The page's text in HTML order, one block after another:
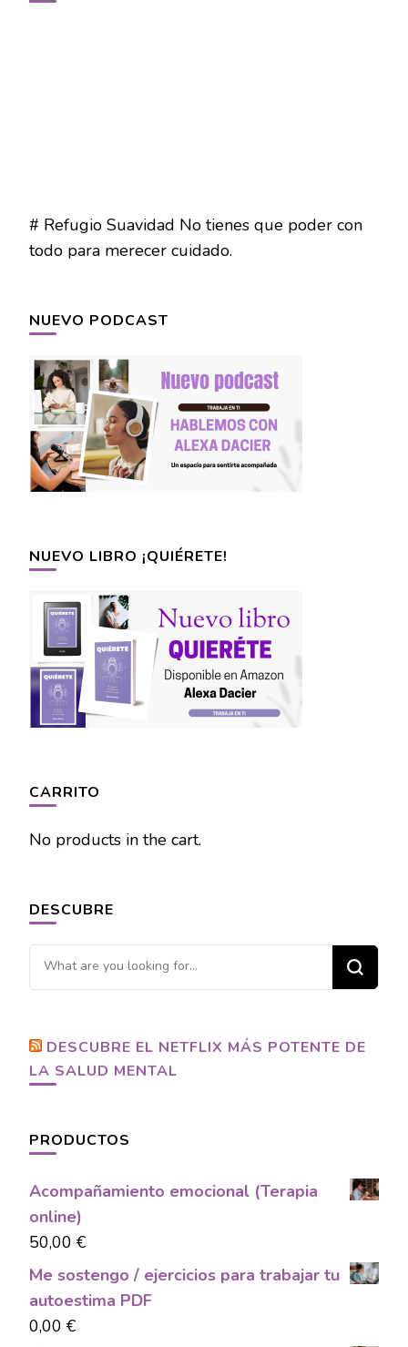
# Refugio Suavidad No tienes que poder con
todo para merecer cuidado.
NUEVO PODCAST
NUEVO LIBRO ¡QUIÉRETE!
CARRITO
No products in the cart.
DESCUBRE
Looking
for
DESCUBRE EL NETFLIX MÁS POTENTE DE
LA SALUD MENTAL
PRODUCTOS
Acompañamiento emocional (Terapia
online)
50,00 €
Me sostengo / ejercicios para trabajar tu
autoestima PDF
0,00 €